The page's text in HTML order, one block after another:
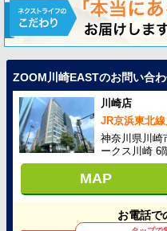
ZOOM川崎EASTのお問い合
川崎店
JR京浜東北
神奈川県川崎
ークス川崎 6
MAP
お電話で